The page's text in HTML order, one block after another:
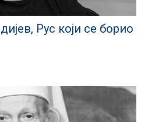
Рус који се борио